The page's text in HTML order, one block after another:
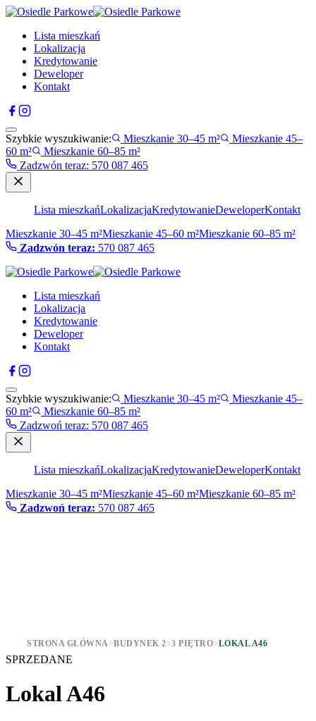
Lista mieszkań
Lokalizacja
Kredytowanie
Deweloper
Kontakt
Szybkie wyszukiwanie: Mieszkanie 30–45 m²
Mieszkanie 45–
60 m²
Mieszkanie 60–85 m²
Zadzwón teraz: 570 087 465
Lista mieszkańLokalizacjaKredytowanieDeweloperKontakt
Mieszkanie 30–45 m²Mieszkanie 45–60 m²Mieszkanie 60–85 m²
Zadzwón teraz: 570 087 465
Lista mieszkań
Lokalizacja
Kredytowanie
Deweloper
Kontakt
Szybkie wyszukiwanie: Mieszkanie 30–45 m²
Mieszkanie 45–
60 m²
Mieszkanie 60–85 m²
Zadzwoń teraz: 570 087 465
Lista mieszkańLokalizacjaKredytowanieDeweloperKontakt
Mieszkanie 30–45 m²Mieszkanie 45–60 m²Mieszkanie 60–85 m²
Zadzwoń teraz: 570 087 465
STRONA GŁÓWNA>BUDYNEK 2>3 PIĘTRO>LOKAL A46
SPRZEDANE
Lokal A46